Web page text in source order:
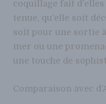
coquillage fait
tenue, qu’elle soit
soit pour une sortie
mer ou une
une touche de
Comparaison avec